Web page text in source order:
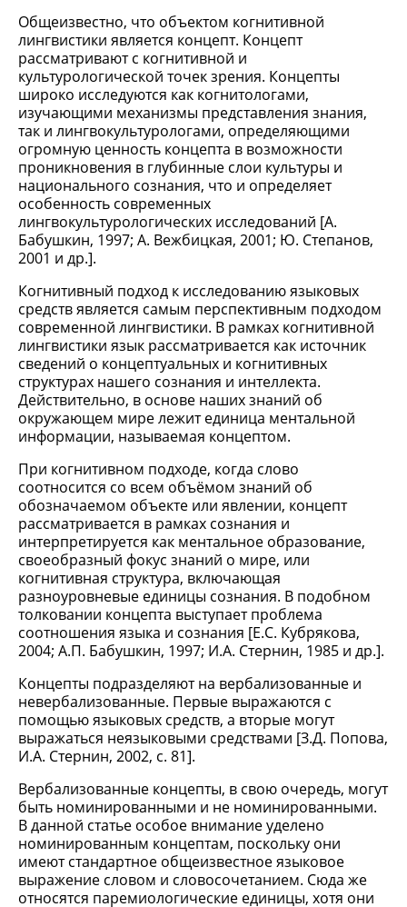
Общеизвестно, что объектом когнитивной
лингвистики является концепт. Концепт
рассматривают с когнитивной и
культурологической точек зрения. Концепты
широко исследуются как когнитологами,
изучающими механизмы представления знания,
так и лингвокультурологами, определяющими
огромную ценность концепта в возможности
проникновения в глубинные слои культуры и
национального сознания, что и определяет
особенность современных
лингвокультурологических исследований [А.
Бабушкин, 1997; А. Вежбицкая, 2001; Ю. Степанов,
2001 и др.].
Когнитивный подход к исследованию языковых
средств является самым перспективным подходом
современной лингвистики. В рамках когнитивной
лингвистики язык рассматривается как источник
сведений о концептуальных и когнитивных
структурах нашего сознания и интеллекта.
Действительно, в основе наших знаний об
окружающем мире лежит единица ментальной
информации, называемая концептом.
При когнитивном подходе, когда слово
соотносится со всем объёмом знаний об
обозначаемом объекте или явлении, концепт
рассматривается в рамках сознания и
интерпретируется как ментальное образование,
своеобразный фокус знаний о мире, или
когнитивная структура, включающая
разноуровневые единицы сознания. В подобном
толковании концепта выступает проблема
соотношения языка и сознания [Е.С. Кубрякова,
2004; А.П. Бабушкин, 1997; И.А. Стернин, 1985 и др.].
Концепты подразделяют на вербализованные и
невербализованные. Первые выражаются с
помощью языковых средств, а вторые могут
выражаться неязыковыми средствами [З.Д. Попова,
И.А. Стернин, 2002, с. 81].
Вербализованные концепты, в свою очередь, могут
быть номинированными и не номинированными.
В данной статье особое внимание уделено
номинированным концептам, поскольку они
имеют стандартное общеизвестное языковое
выражение словом и словосочетанием. Сюда же
относятся паремиологические единицы, хотя они